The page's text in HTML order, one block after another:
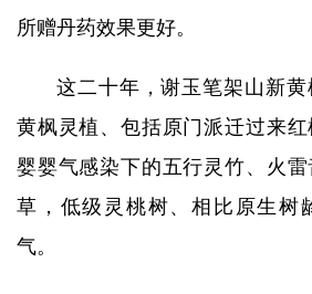
所赠丹药效果更好。
这二十年，谢玉笔架山新
黄枫灵植、包括原门派迁过来
婴婴气感染下的五行灵竹、火
草，低级灵桃树、相比原生树
气。